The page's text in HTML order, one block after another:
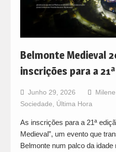
Belmonte Medieval
inscrições para a
Junho 29, 2026
Sociedade
Última Hora
As inscrições para a 21ª
Medieval”, um evento que
Belmonte num palco da idade